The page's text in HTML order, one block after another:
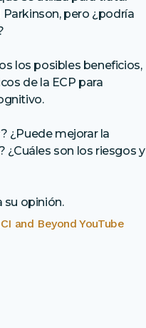
pero ¿podría
los posibles beneficios,
de la ECP para
¿Puede mejorar la
¿Cuáles son los riesgos y
su opinión.
and Beyond YouTube